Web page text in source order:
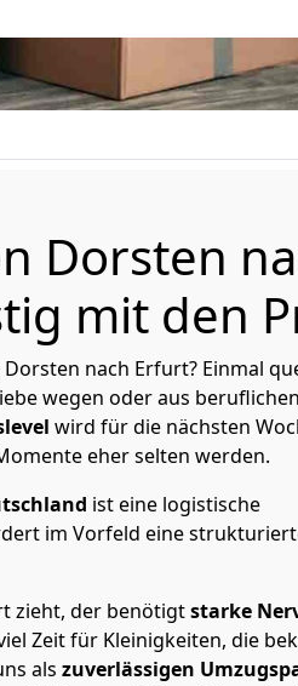
Dorsten
mit den
nach Erfurt? Einmal
wegen oder aus beruflichen
wird für die nächsten
eher selten werden.
ist eine logistische
im Vorfeld eine
zieht, der benötigtstarke
Zeit für Kleinigkeiten, die
als zuverlässigen